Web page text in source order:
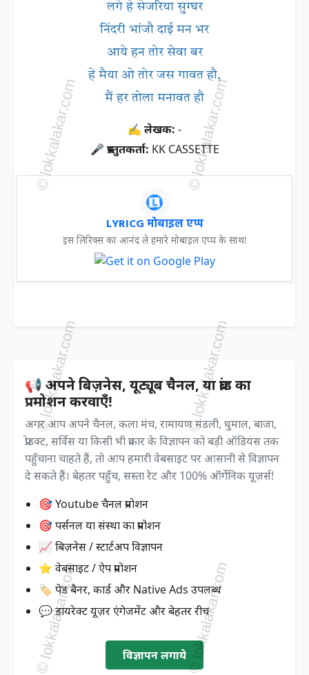
लगे हे सेजरिया सुग्घर
निंदरी भांजौ दाई मन भर
आये हन तोर सेवा बर
हे मैया ओ तोर जस गावत हौ,
मैं हर तोला मनावत हौ
✍ लेखक: -
🎤 प्रस्तुतकर्ता: KK CASSETTE
LYRICG मोबाइल एप्प
इस लिरिक्स का आनंद ले हमारे मोबाइल एप्प के साथ!
📢 अपने बिज़नेस, यूट्यूब चैनल, या ब्रांड का
प्रमोशन करवाएँ!
अगर आप अपने चैनल, कला मंच, रामायण मंडली, धुमाल, बाजा,
प्रोडक्ट, सर्विस या किसी भी प्रकार के विज्ञापन को बड़ी ऑडियंस तक
पहुँचाना चाहते हैं, तो आप हमारी वेबसाइट पर आसानी से विज्ञापन
दे सकते हैं। बेहतर पहुँच, सस्ता रेट और 100% ऑर्गेनिक यूज़र्स!
🎯 Youtube चैनल प्रमोशन
🎯 पर्सनल या संस्था का प्रमोशन
📈 बिज़नेस / स्टार्टअप विज्ञापन
⭐ वेबसाइट / ऐप प्रमोशन
🏷️ पेड बैनर, कार्ड और Native Ads उपलब्ध
💬 डायरेक्ट यूज़र एंगेजमेंट और बेहतर रीच
विज्ञापन लगाये